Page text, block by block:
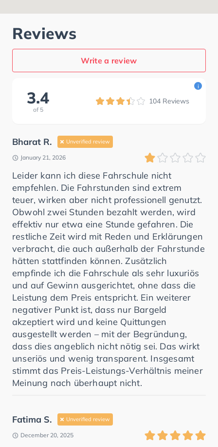
Reviews
Write a review
3.4
of 5
104 Reviews
i
Bharat R. Unverified review
January 21, 2026
Leider kann ich diese Fahrschule nicht
empfehlen. Die Fahrstunden sind extrem
teuer, wirken aber nicht professionell genutzt.
Obwohl zwei Stunden bezahlt werden, wird
effektiv nur etwa eine Stunde gefahren. Die
restliche Zeit wird mit Reden und Erklärungen
verbracht, die auch außerhalb der Fahrstunde
hätten stattfinden können. Zusätzlich
empfinde ich die Fahrschule als sehr luxuriös
und auf Gewinn ausgerichtet, ohne dass die
Leistung dem Preis entspricht. Ein weiterer
negativer Punkt ist, dass nur Bargeld
akzeptiert wird und keine Quittungen
ausgestellt werden – mit der Begründung,
dass dies angeblich nicht nötig sei. Das wirkt
unseriös und wenig transparent. Insgesamt
stimmt das Preis-Leistungs-Verhältnis meiner
Meinung nach überhaupt nicht.
Fatima S. Unverified review
December 20, 2025